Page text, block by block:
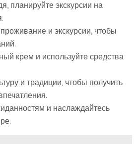
планируйте экскурсии на
и экскурсии, чтобы
крем и используйте средства
и традиции, чтобы получить
и наслаждайтесь